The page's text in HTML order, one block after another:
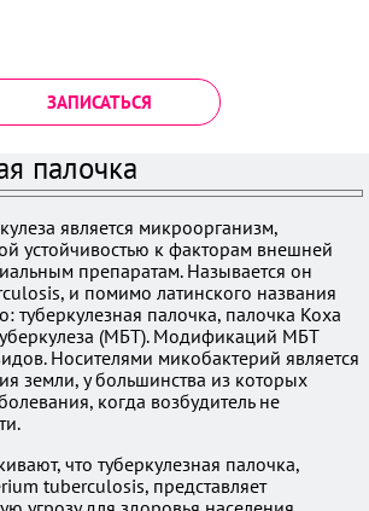
ЗАПИСАТЬСЯ
палочка
является микроорганизм,
устойчивостью к факторам внешней
препаратам. Называется он
и помимо латинского названия
туберкулезная палочка, палочка Коха
(МБТ). Модификаций МБТ
Носителями микобактерий является
земли, у большинства из которых
когда возбудитель не
что туберкулезная палочка,
tuberculosis, представляет